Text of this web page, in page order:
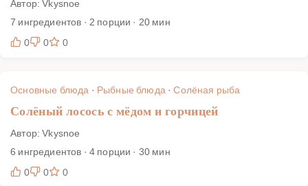
Автор: Vkysnoe
7 ингредиентов · 2 порции · 20 мин
0
0 0
Основные блюда · Рыбные блюда·Солёная рыба
Солёный лосось с мёдом и горчицей
Автор: Vkysnoe
6 ингредиентов · 4 порции · 30 мин
0
0 0